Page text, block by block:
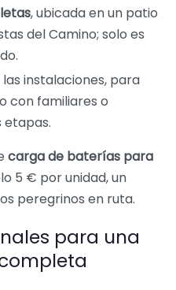
, ubicada en un patio
del Camino; solo es
instalaciones, para
con familiares o
etapas.
carga de baterías para
5 € por unidad, un
peregrinos en ruta.
para una